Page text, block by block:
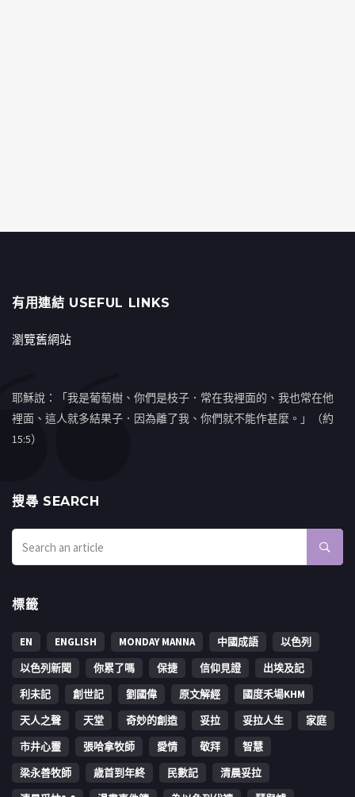
有用連結 USEFUL LINKS
瀏覽舊網站
耶穌說：「我是葡萄樹、你們是枝子．常在我裡面的、我也常在他
裡面、這人就多結果子．因為離了我、你們就不能作甚麼。」（約
15:5）
搜㝷 SEARCH
標籤
EN ENGLISH MONDAY MANNA 中國成語
以色列
以色列新聞
你累了嗎 保捷 信仰見證
出埃及記
利未記
創世記 劉國偉 原文解經
國度禾場KHM
天人之聲
天堂 奇妙的創造 妥拉 妥拉人生
家庭
市井心靈
張哈拿牧師 愛情 敬拜
智慧
梁永善牧師
歳首到年終 民數記
清晨妥拉